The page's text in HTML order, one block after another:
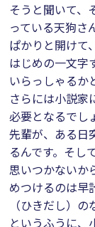
そうと聞いて、
っている天狗
ぱかりと開けて
はじめの一文字
いらっしゃるか
さらには小説家
必要となるでし
先輩が、ある日
るんです。そし
思いつかないか
めつけるのは早
（ひきだし）
というふうに、